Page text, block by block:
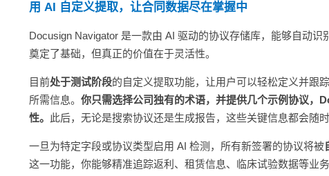
用 AI 自定义提取，让合同数据尽在掌握中
Docusign Navigator 是一款由 AI 驱动的协议存储库，能够自动
奠定了基础，但真正的价值在于灵活性。
目前处于测试阶段的自定义提取功能，让用户可以轻松定义并跟
所需信息。 你只需选择公司独有的术语，并提供几个示例协议，
性。 此后，无论是搜索协议还是生成报告，这些关键信息都会随时
一旦为特定字段或协议类型启用 AI 检测，所有新签署的协议将被
这一功能，你能够精准追踪返利、租赁信息、临床试验数据等业